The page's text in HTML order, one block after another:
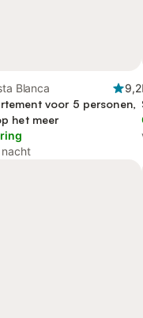
Blanca
9,2
voor 5 personen,
het meer